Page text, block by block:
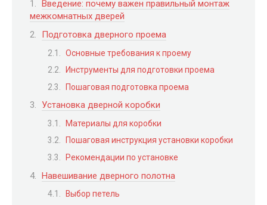
Введение: почему важен правильный монтаж
межкомнатных дверей
Подготовка дверного проема
Основные требования к проему
Инструменты для подготовки проема
Пошаговая подготовка проема
Установка дверной коробки
Материалы для коробки
Пошаговая инструкция установки коробки
Рекомендации по установке
Навешивание дверного полотна
Выбор петель